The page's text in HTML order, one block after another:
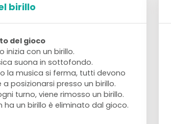
birillo
del gioco
inizia con un birillo.
suona in sottofondo.
la musica si ferma, tutti devono
a posizionarsi presso un birillo.
turno, viene rimosso un birillo.
ha un birillo è eliminato dal gioco.